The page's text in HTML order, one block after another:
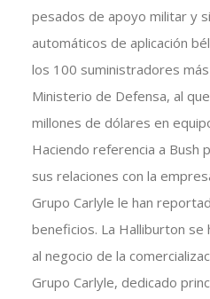
pesados de apoyo militar y
automáticos de aplicación
los 100 suministradores
Ministerio de Defensa, al
millones de dólares en
Haciendo referencia a Bush
sus relaciones con la
Grupo Carlyle le han
beneficios. La Halliburton se
al negocio de la
Grupo Carlyle, dedicado